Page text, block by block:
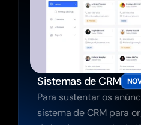
Sistemas de CRM
Para sustentar os
sistema de CRM para